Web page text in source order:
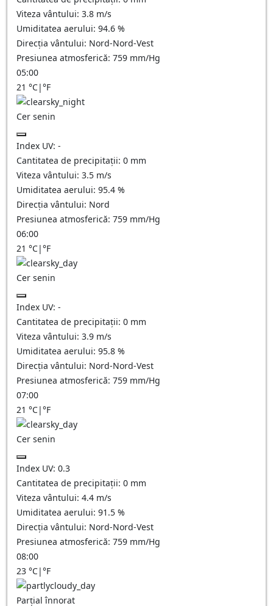
Viteza vântului: 3.8 m/s
Umiditatea aerului: 94.6 %
Direcția vântului: Nord-Nord-Vest
Presiunea atmosferică: 759 mm/Hg
05:00
21 °C|°F
Cer senin
Index UV: -
Cantitatea de precipitații: 0 mm
Viteza vântului: 3.5 m/s
Umiditatea aerului: 95.4 %
Direcția vântului: Nord
Presiunea atmosferică: 759 mm/Hg
06:00
21 °C|°F
Cer senin
Index UV: -
Cantitatea de precipitații: 0 mm
Viteza vântului: 3.9 m/s
Umiditatea aerului: 95.8 %
Direcția vântului: Nord-Nord-Vest
Presiunea atmosferică: 759 mm/Hg
07:00
21 °C|°F
Cer senin
Index UV: 0.3
Cantitatea de precipitații: 0 mm
Viteza vântului: 4.4 m/s
Umiditatea aerului: 91.5 %
Direcția vântului: Nord-Nord-Vest
Presiunea atmosferică: 759 mm/Hg
08:00
23 °C|°F
Parțial înnorat